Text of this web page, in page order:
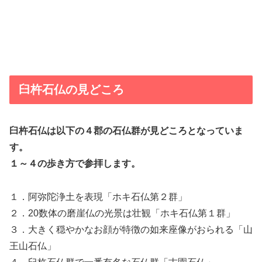
臼杵石仏の見どころ
臼杵石仏は以下の４郡の石仏群が見どころとなっていま
す。
１～４の歩き方で参拝します。
１．阿弥陀浄土を表現「ホキ石仏第２群」
２．20数体の磨崖仏の光景は壮観「ホキ石仏第１群」
３．大きく穏やかなお顔が特徴の如来座像がおられる「山
王山石仏」